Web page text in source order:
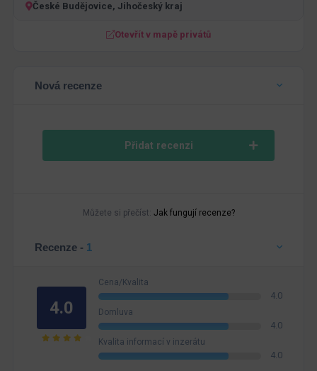
České Budějovice, Jihočeský kraj
Otevřít v mapě privátů
Nová recenze
Přidat recenzi
Můžete si přečíst: Jak fungují recenze?
Recenze - 1
4.0
Cena/Kvalita
4.0
Domluva
4.0
Kvalita informací v inzerátu
4.0